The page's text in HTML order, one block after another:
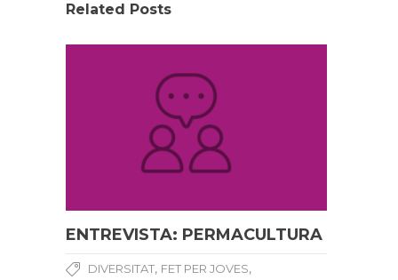
Related Posts
ENTREVISTA: PERMACULTURA
DIVERSITAT, FET PER JOVES,